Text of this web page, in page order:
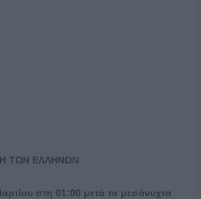
ΤΩΝ ΕΛΛΗΝΩΝ
στη 01:00 μετά τα μεσάνυχτα